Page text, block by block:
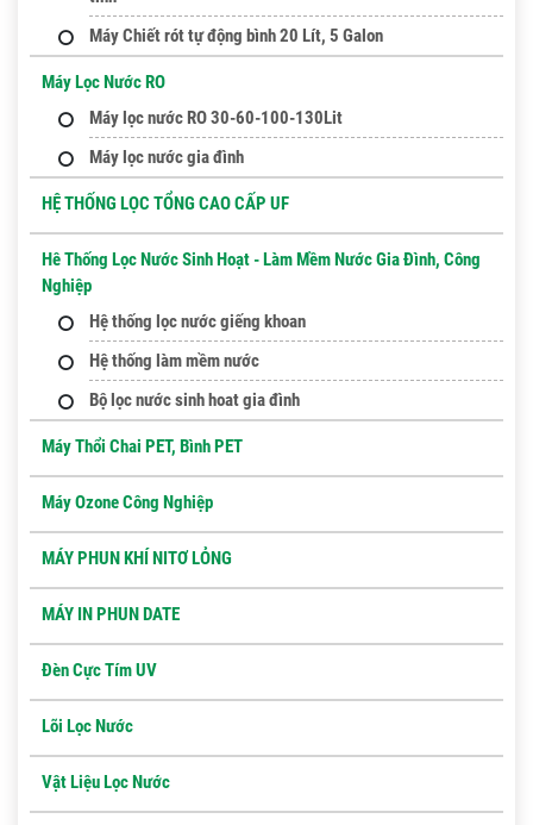
Máy Chiết rót tự động bình 20 Lít, 5 Galon
Máy Lọc Nước RO
Máy lọc nước RO 30-60-100-130Lit
Máy lọc nước gia đình
HỆ THỐNG LỌC TỔNG CAO CẤP UF
Hê Thống Lọc Nước Sinh Hoạt - Làm Mềm Nước Gia Đình, Công
Nghiệp
Hệ thống lọc nước giếng khoan
Hệ thống làm mềm nước
Bộ lọc nước sinh hoat gia đình
Máy Thổi Chai PET, Bình PET
Máy Ozone Công Nghiệp
MÁY PHUN KHÍ NITƠ LỎNG
MÁY IN PHUN DATE
Đèn Cực Tím UV
Lõi Lọc Nước
Vật Liệu Lọc Nước